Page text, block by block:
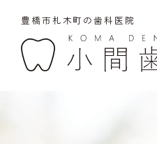
豊橋市札木町の歯科医院